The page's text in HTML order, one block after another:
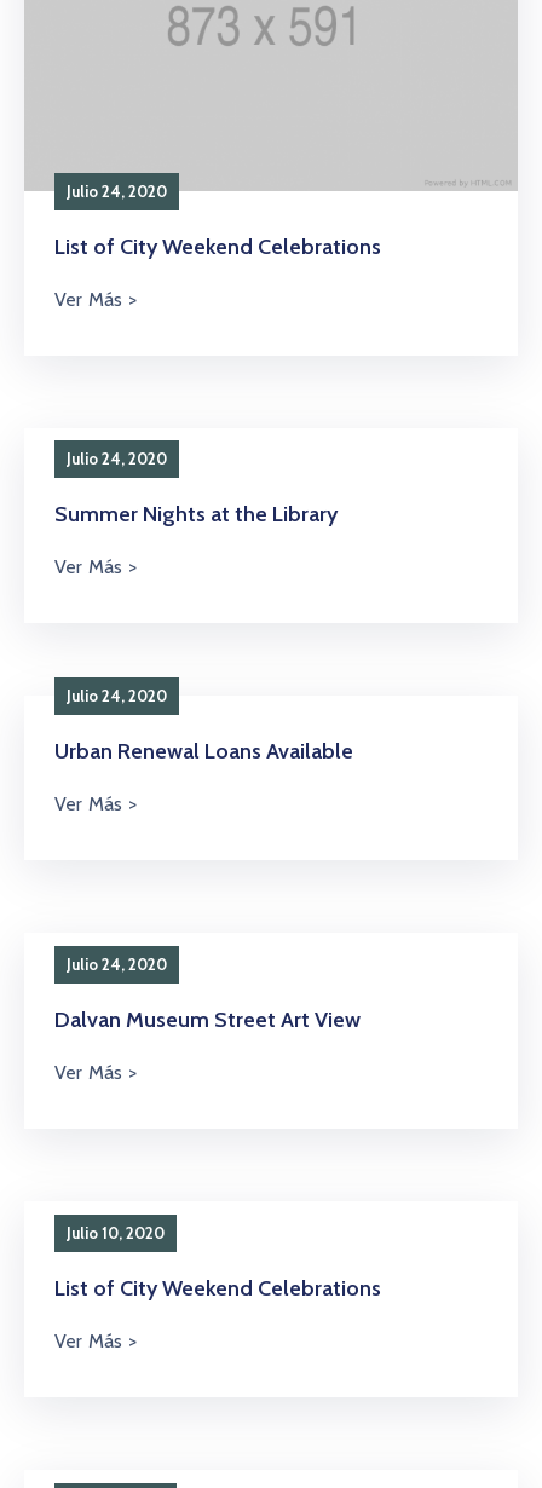
Julio 24, 2020
List of City Weekend Celebrations
Julio 24, 2020
Summer Nights at the Library
Julio 24, 2020
Urban Renewal Loans Available
Julio 24, 2020
Dalvan Museum Street Art View
Julio 10, 2020
List of City Weekend Celebrations